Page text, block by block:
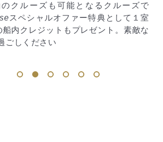
ズで
て１室
敵な
1 2 3 4 5 6